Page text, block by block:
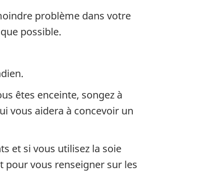
problème dans votre
possible.
êtes enceinte, songez à
vous aidera à concevoir un
et si vous utilisez la soie
vous renseigner sur les